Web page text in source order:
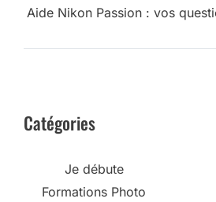
Aide Nikon Passion : vos
Catégories
Je débute
Formations Photo